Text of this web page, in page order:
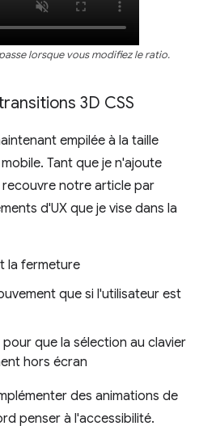
lorsque vous modifiez le ratio.
3D CSS
empilée à la taille
Tant que je n'ajoute
notre article par
d'UX que je vise dans la
la fermeture
que si l'utilisateur est
pour que la sélection au clavier
hors écran
des animations de
penser à l'accessibilité.